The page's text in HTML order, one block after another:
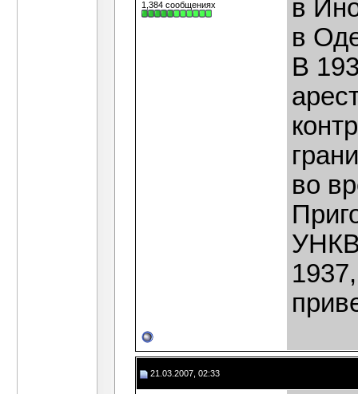
1,384 сообщениях
в
в
В
во
21.03.2007, 02:33